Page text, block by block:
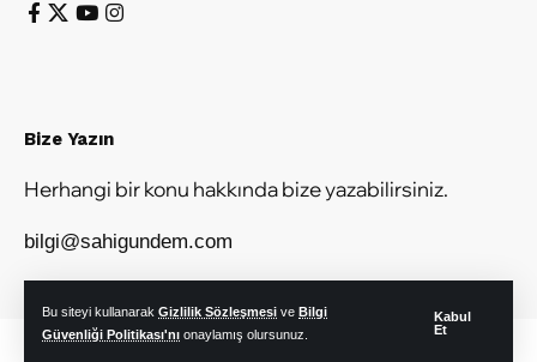
Bu siteyi kullanarak Gizlilik Sözleşmesi ve Bilgi
Güvenliği Politikası'nı onaylamış olursunuz.
Kabul
Et
Bize Yazın
Herhangi bir konu hakkında bize yazabilirsiniz.
bilgi@sahigundem.com